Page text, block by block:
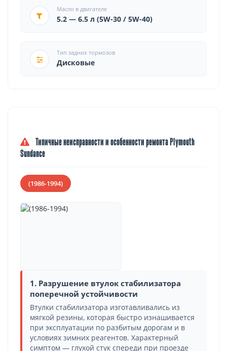
Масло в двигателе
5.2 — 6.5 л (5W-30 / 5W-40)
Тип задних тормозов
Дисковые
Типичные неисправности и особенности ремонта Plymouth
Sundance
(1986-1994)
1. Разрушение втулок стабилизатора
поперечной устойчивости
Втулки стабилизатора изготавливались из
мягкой резины, которая быстро изнашивается
при эксплуатации по разбитым дорогам и в
условиях зимних реагентов. Характерный
симптом — глухой стук спереди при проезде